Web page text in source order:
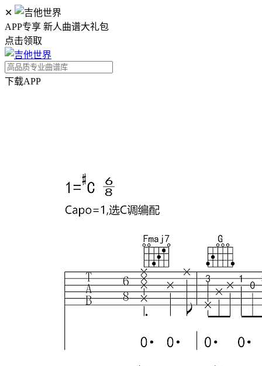
✕
APP专享 新人曲谱大礼包
点击领取
下载APP